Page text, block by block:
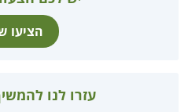
הציעו
עזרו לנו